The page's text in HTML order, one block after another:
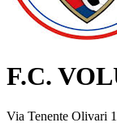
F.C.
Via Tenente Olivari